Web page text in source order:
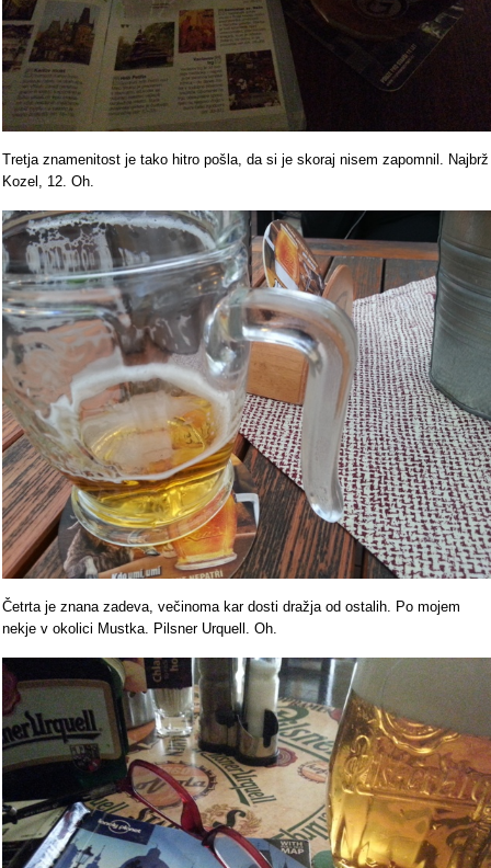
Tretja znamenitost je tako hitro pošla, da si je skoraj nisem zapomnil. Najbrž
Kozel, 12. Oh.
Četrta je znana zadeva, večinoma kar dosti dražja od ostalih. Po mojem
nekje v okolici Mustka. Pilsner Urquell. Oh.